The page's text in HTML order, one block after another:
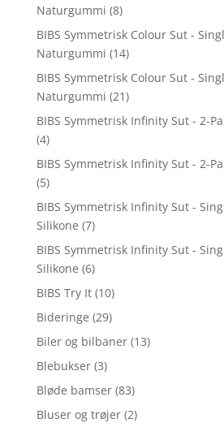
Naturgummi (8)
BIBS Symmetrisk Colour Sut -
Naturgummi (14)
BIBS Symmetrisk Colour Sut -
Naturgummi (21)
BIBS Symmetrisk Infinity Sut - 2-
(4)
BIBS Symmetrisk Infinity Sut - 2-
(5)
BIBS Symmetrisk Infinity Sut -
Silikone (7)
BIBS Symmetrisk Infinity Sut -
Silikone (6)
BIBS Try It (10)
Bideringe (29)
Biler og bilbaner (13)
Blebukser (3)
Bløde bamser (83)
Bluser og trøjer (2)